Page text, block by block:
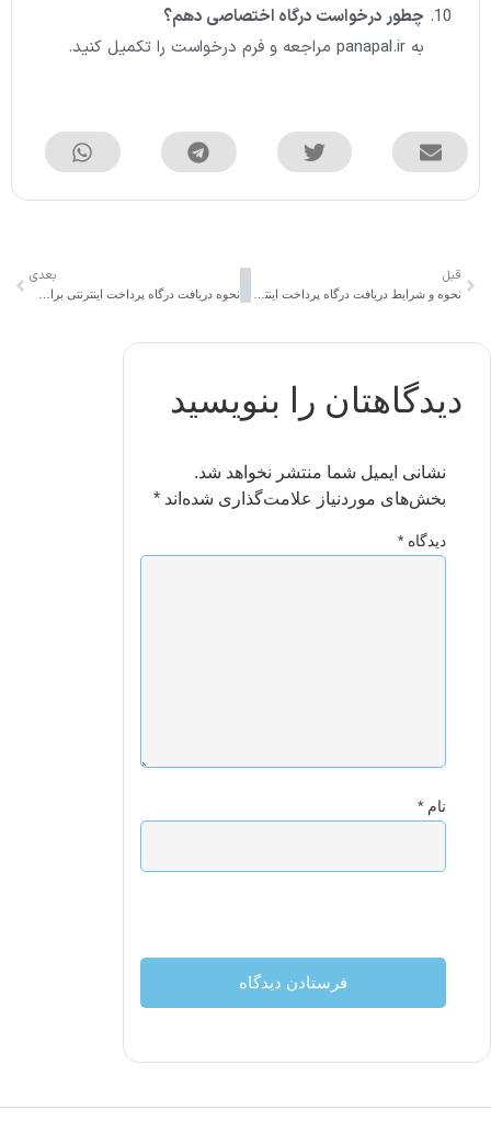
چطور درخواست درگاه اختصاصی دهم؟
به panapal.ir مراجعه و فرم درخواست را تکمیل کنید.
قبل
نحوه و شرایط دریافت درگاه پرداخت اینترنتی از پاناپال
بعدی
نحوه دریافت درگاه پرداخت اینترنتی برای سایت
دیدگاهتان را بنویسید
نشانی ایمیل شما منتشر نخواهد شد.
بخش‌های موردنیاز علامت‌گذاری شده‌اند *
دیدگاه *
نام *